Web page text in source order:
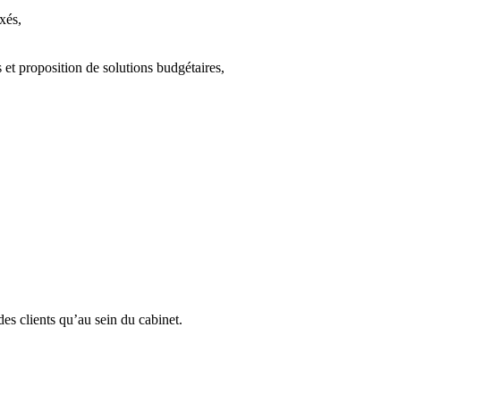
proposition de solutions budgétaires,
clients qu’au sein du cabinet.